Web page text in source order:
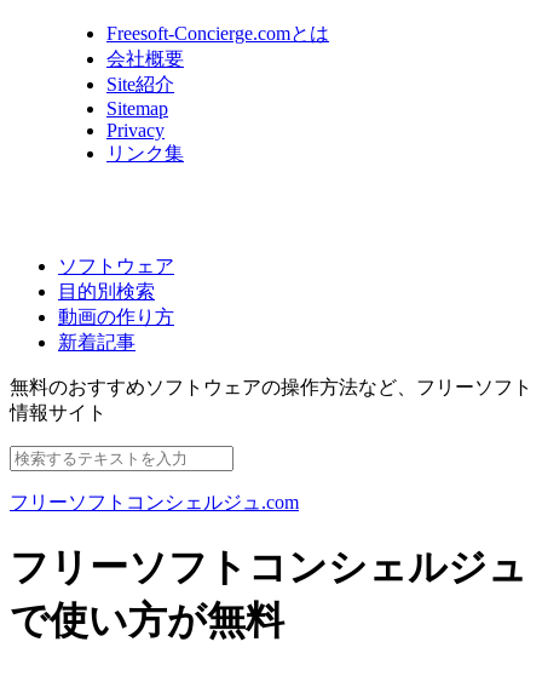
Freesoft-Concierge.comとは
会社概要
Site紹介
Sitemap
Privacy
リンク集
ソフトウェア
目的別検索
動画の作り方
新着記事
無料のおすすめソフトウェアの操作方法など、 フリーソフト
情報サイト
フリーソフトコンシェルジュ.com
フリーソフトコンシェルジュ
で使い方が無料